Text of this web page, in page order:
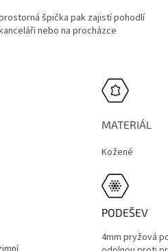
špička pak zajistí pohodlí
nebo na procházce
MATERIÁL
Kožené
PODEŠEV
4mm pryžová